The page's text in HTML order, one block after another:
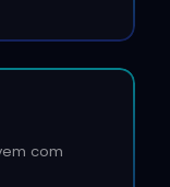
com